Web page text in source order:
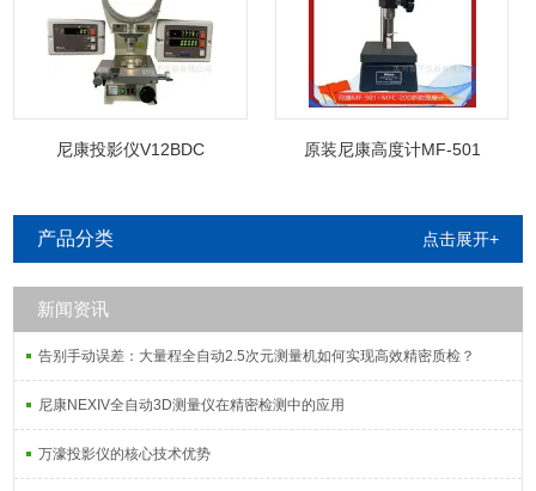
尼康投影仪V12BDC 原装尼康高度计MF-501
产品分类 点击展开+
新闻资讯
告别手动误差：大量程全自动2.5次元测量机如何实现高效精密质检？
尼康NEXIV全自动3D测量仪在精密检测中的应用
万濠投影仪的核心技术优势